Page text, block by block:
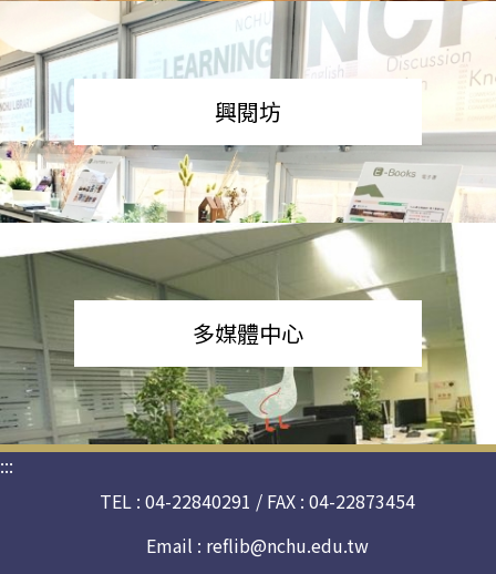
興閱坊
多媒體中心
:::
TEL : 04-22840291 / FAX : 04-22873454
Email : reflib@nchu.edu.tw